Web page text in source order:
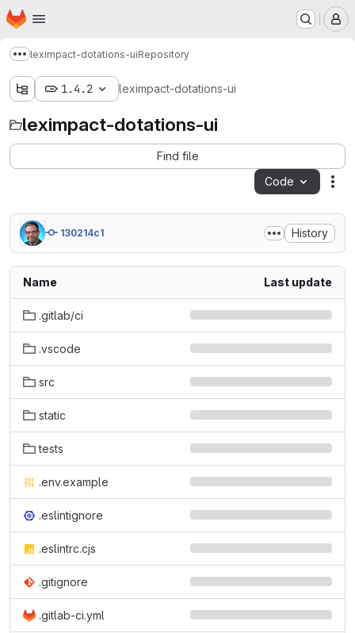
Skip to main content
Homepage
Show more breadcrumbs
leximpact-dotations-uiRepository
1.4.2 leximpact-dotations-ui
leximpact-dotations-ui
Find file
Code
130214c1 History
Name Last update
.gitlab/ci
.vscode
src
static
tests
.env.example
.eslintignore
.eslintrc.cjs
.gitignore
.gitlab-ci.yml